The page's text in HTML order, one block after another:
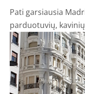
Pati garsiausia
parduotuvių,